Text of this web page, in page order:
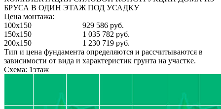
БРУСА В ОДИН ЭТАЖ ПОД УСАДКУ
Цена монтажа:
100x150
929 586 руб.
150x150
1 035 782 руб.
200x150
1 230 719 руб.
Тип и цена фундамента определяются и рассчитываются в
зависимости от вида и характеристик грунта на участке.
Схема: 1этаж